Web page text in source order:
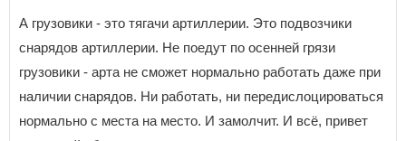
А грузовики - это тягачи артиллерии. Это подвозчики
снарядов артиллерии. Не поедут по осенней грязи
грузовики - арта не сможет нормально работать даже при
наличии снарядов. Ни работать, ни передислоцироваться
нормально с места на место. И замолчит. И всё, привет